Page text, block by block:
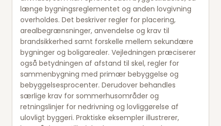
længe bygningsreglementet og anden lovgivning
overholdes. Det beskriver regler for placering,
arealbegrænsninger, anvendelse og krav til
brandsikkerhed samt forskelle mellem sekundære
bygninger og boligarealer. Vejledningen præciserer
også betydningen af afstand til skel, regler for
sammenbygning med primær bebyggelse og
bebyggelsesprocenter. Derudover behandles
særlige krav for sommerhusområder og
retningslinjer for nedrivning og lovliggørelse af
ulovligt byggeri. Praktiske eksempler illustrerer,